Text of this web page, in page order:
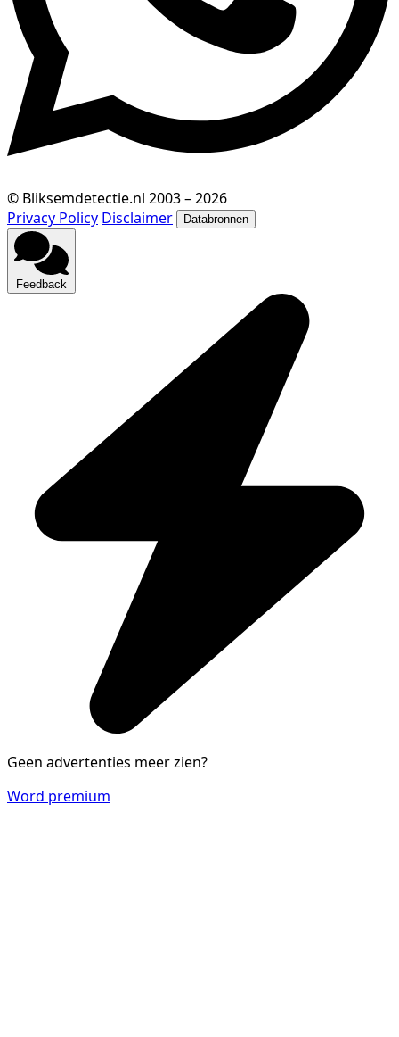
© Bliksemdetectie.nl 2003 – 2026
Privacy Policy Disclaimer Databronnen
Feedback
Geen advertenties meer zien?
Word premium